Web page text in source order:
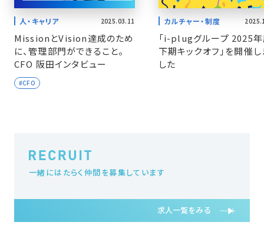
人・キャリア 2025.03.11
MissionとVision達成のため
に、管理部門ができること。
CFO 阪田インタビュー
#CFO
カルチャー・制度
「i-plugグループ 2025
下期キックオフ」を開催
した
一緒にはたらく仲間を募集しています
求人一覧をみる